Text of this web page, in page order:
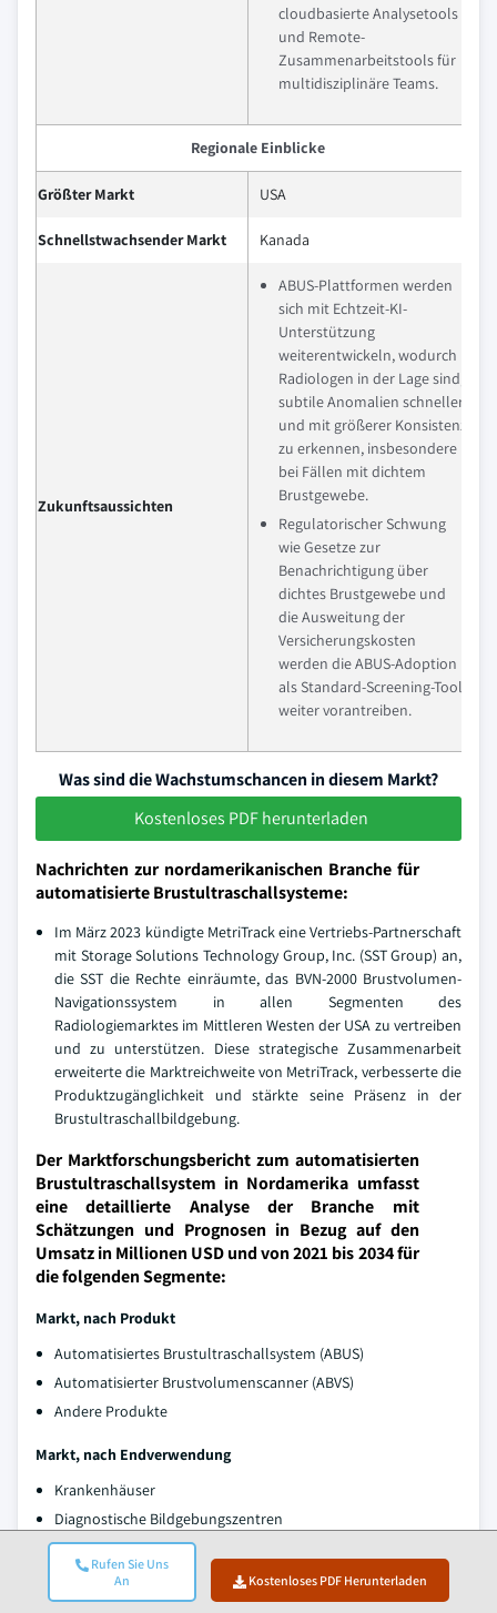
Rufen Sie Uns
An
Kostenloses PDF Herunterladen
cloudbasierte Analysetools
und Remote-
Zusammenarbeitstools für
multidisziplinäre Teams.
Regionale Einblicke
Größter Markt USA
Schnellstwachsender Markt Kanada
Zukunftsaussichten
ABUS-Plattformen werden
sich mit Echtzeit-KI-
Unterstützung
weiterentwickeln, wodurch
Radiologen in der Lage sind,
subtile Anomalien schneller
und mit größerer Konsistenz
zu erkennen, insbesondere
bei Fällen mit dichtem
Brustgewebe.
Regulatorischer Schwung
wie Gesetze zur
Benachrichtigung über
dichtes Brustgewebe und
die Ausweitung der
Versicherungskosten
werden die ABUS-Adoption
als Standard-Screening-Tool
weiter vorantreiben.
Was sind die Wachstumschancen in diesem Markt?
Kostenloses PDF herunterladen
Nachrichten zur nordamerikanischen Branche für
automatisierte Brustultraschallsysteme:
Im März 2023 kündigte MetriTrack eine Vertriebs-Partnerschaft
mit Storage Solutions Technology Group, Inc. (SST Group) an,
die SST die Rechte einräumte, das BVN-2000 Brustvolumen-
Navigationssystem in allen Segmenten des
Radiologiemarktes im Mittleren Westen der USA zu vertreiben
und zu unterstützen. Diese strategische Zusammenarbeit
erweiterte die Marktreichweite von MetriTrack, verbesserte die
Produktzugänglichkeit und stärkte seine Präsenz in der
Brustultraschallbildgebung.
Der Marktforschungsbericht zum automatisierten
Brustultraschallsystem in Nordamerika umfasst
eine detaillierte Analyse der Branche mit
Schätzungen und Prognosen in Bezug auf den
Umsatz in Millionen USD und von 2021 bis 2034 für
die folgenden Segmente:
Markt, nach Produkt
Automatisiertes Brustultraschallsystem (ABUS)
Automatisierter Brustvolumenscanner (ABVS)
Andere Produkte
Markt, nach Endverwendung
Krankenhäuser
Diagnostische Bildgebungszentren
Spezialzentren
Die oben genannten Informationen gelten für die folgenden